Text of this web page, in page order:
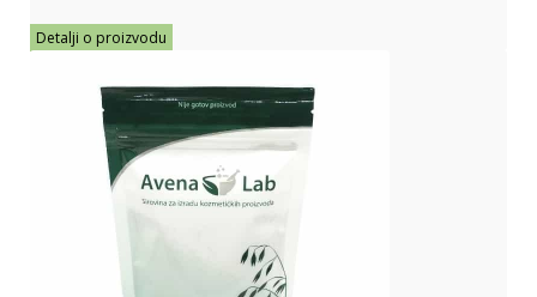
Detalji o proizvodu